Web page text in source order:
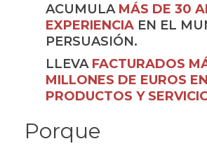
ACUMULA MÁS DE 30
EXPERIENCIA EN EL
PERSUASIÓN.
LLEVA FACTURADOS
MILLONES DE EUROS EN
PRODUCTOS Y
Porque